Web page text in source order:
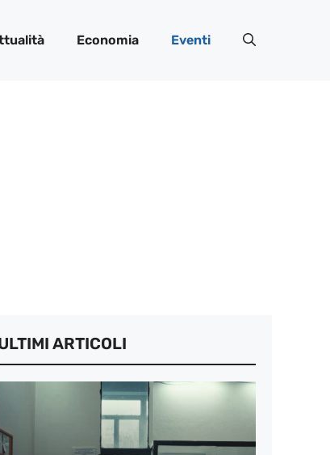
Economia Eventi
ARTICOLI